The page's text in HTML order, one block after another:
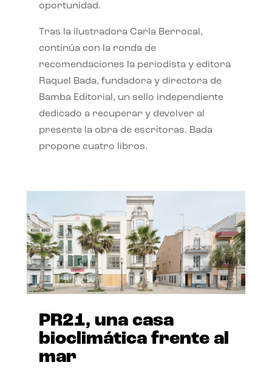
oportunidad.
Tras la ilustradora Carla Berrocal,
continúa con la ronda de
recomendaciones la periodista y editora
Raquel Bada, fundadora y directora de
Bamba Editorial, un sello independiente
dedicado a recuperar y devolver al
presente la obra de escritoras. Bada
propone cuatro libros.
PR21, una casa
bioclimática frente al
mar